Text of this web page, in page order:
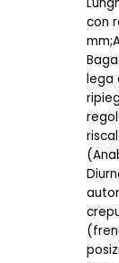
con
lega